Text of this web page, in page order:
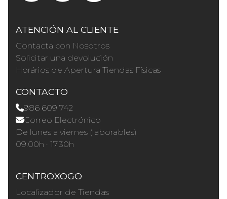
ATENCIÓN AL CLIENTE
Contacta con Nosotros
Solicitar una devolución
Horários de Apertura Tiendas Físicas
CONTACTO
986 609 742
Correo Electrónico
De lunes a viernes (laborables)
09.00h · 17.30h
CENTROXOGO
Localizador de Tiendas